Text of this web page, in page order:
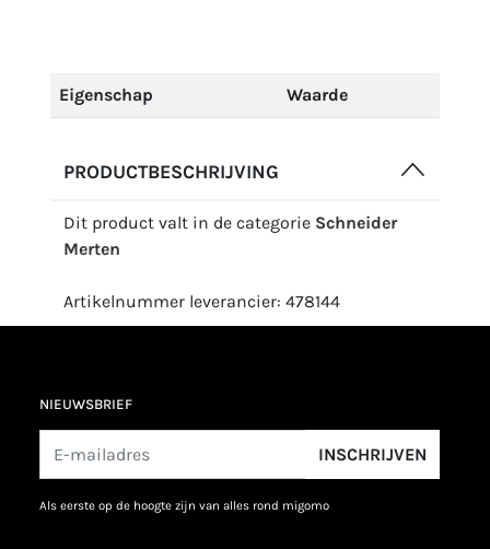
Eigenschap Waarde
PRODUCTBESCHRIJVING
Dit product valt in de categorie Schneider
Merten
Artikelnummer leverancier: 478144
NIEUWSBRIEF
INSCHRIJVEN
als eerste op de hoogte zijn van alles rond migomo